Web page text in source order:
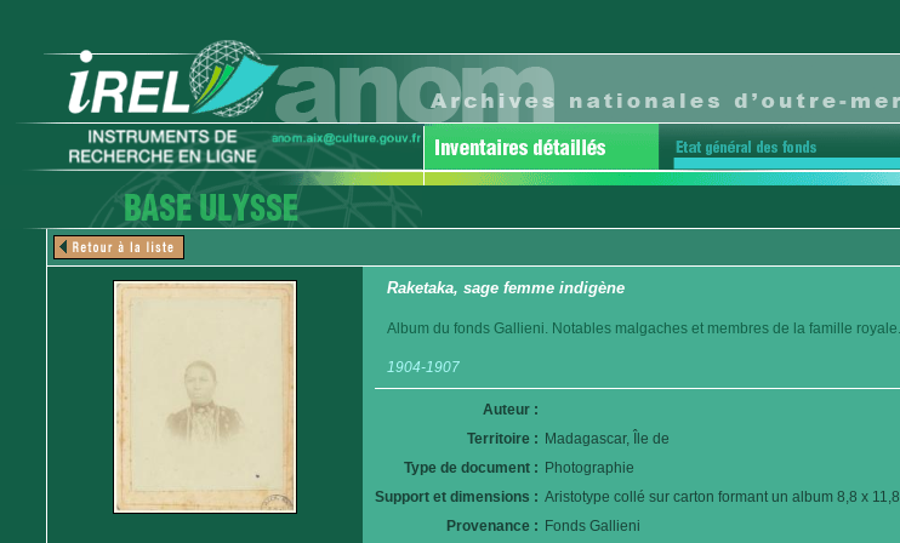
Raketaka, sage femme indigène
Album du fonds Gallieni. Notables malgaches et membres de la famille royale.
1904-1907
Auteur :
Territoire : Madagascar, Île de
Type de document : Photographie
Support et dimensions : Aristotype collé sur carton formant un album 8,8 x 11,8
Provenance : Fonds Gallieni